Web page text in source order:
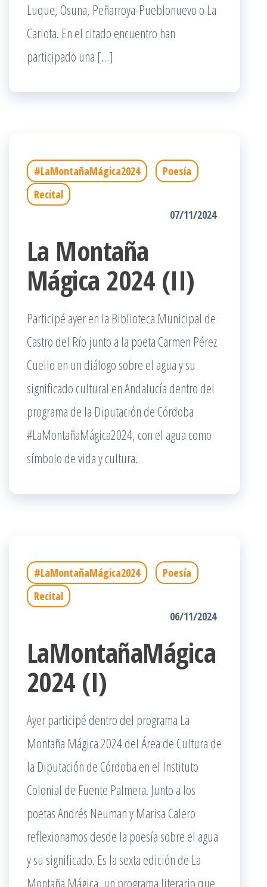
Luque, Osuna, Peñarroya-Pueblonuevo o La
Carlota. En el citado encuentro han
participado una […]
#LaMontañaMágica2024
Poesía
Recital
07/11/2024
La Montaña
Mágica 2024 (II)
Participé ayer en la Biblioteca Municipal de
Castro del Río junto a la poeta Carmen Pérez
Cuello en un diálogo sobre el agua y su
significado cultural en Andalucía dentro del
programa de la Diputación de Córdoba
#LaMontañaMágica2024, con el agua como
símbolo de vida y cultura.
#LaMontañaMágica2024
Poesía
Recital
06/11/2024
LaMontañaMágica
2024 (I)
Ayer participé dentro del programa La
Montaña Mágica 2024 del Área de Cultura de
la Diputación de Córdoba en el Instituto
Colonial de Fuente Palmera. Junto a los
poetas Andrés Neuman y Marisa Calero
reflexionamos desde la poesía sobre el agua
y su significado. Es la sexta edición de La
Montaña Mágica, un programa literario que